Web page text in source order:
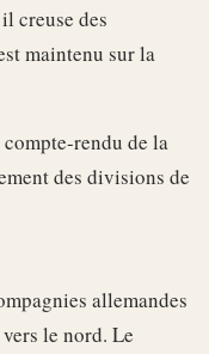
creuse des
maintenu sur la
rendu de la
des divisions de
allemandes
le nord. Le